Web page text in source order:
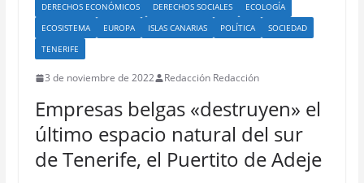
DERECHOS ECONÓMICOS
DERECHOS SOCIALES
ECOLOGÍA
ECOSISTEMA
EUROPA ISLAS CANARIAS POLÍTICA
SOCIEDAD
TENERIFE
3 de noviembre de 2022 Redacción Redacción
Empresas belgas «destruyen» el
último espacio natural del sur
de Tenerife, el Puertito de Adeje